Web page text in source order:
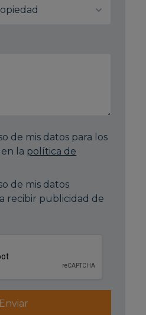
de mis datos para los
la política de
de mis datos
recibir publicidad de
Enviar